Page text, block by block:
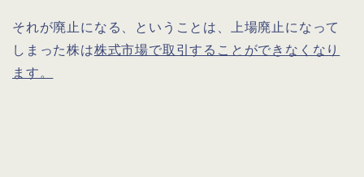
それが廃止になる、ということは、上場廃止になって
しまった株は株式市場で取引することができなくなり
ます。